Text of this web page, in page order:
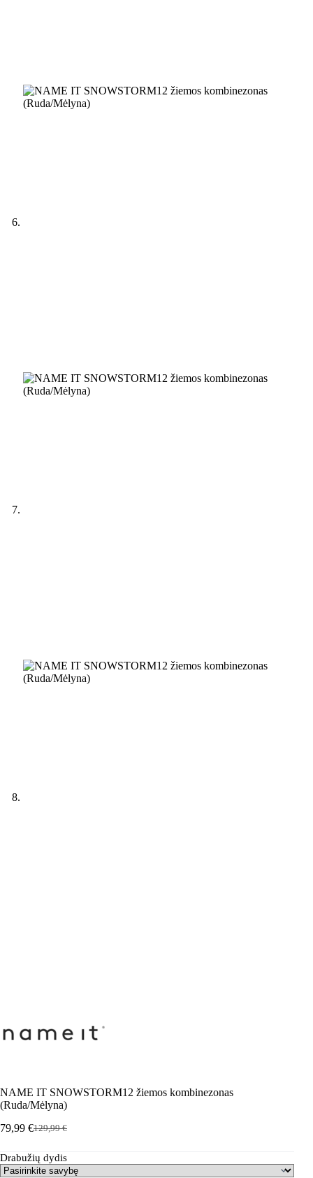
NAME IT SNOWSTORM12 žiemos kombinezonas
(Ruda/Mėlyna)
129,99€
Pradinė
buvo:
129,99 €.
79,99 €Dabartinė
yra:
79,99 €.
Drabužių dydis